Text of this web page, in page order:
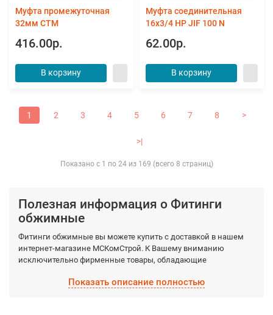
Муфта промежуточная
32мм СТМ
416.00р.
В корзину
Муфта соединительная
16х3/4 НР JIF 100 N
62.00р.
В корзину
1 2 3 4 5 6 7 8 >
>|
Показано с 1 по 24 из 169 (всего 8 страниц)
Полезная информация о Фитинги
обжимные
Фитинги обжимные вы можете купить с доставкой в нашем
интернет-магазине МСКомСтрой. К Вашему вниманию
исключительно фирменные товары, обладающие
фабрично из качественных материалов. Выберите
Показать описание полностью